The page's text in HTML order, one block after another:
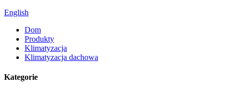
English
Dom
Produkty
Klimatyzacja
Klimatyzacja dachowa
Kategorie